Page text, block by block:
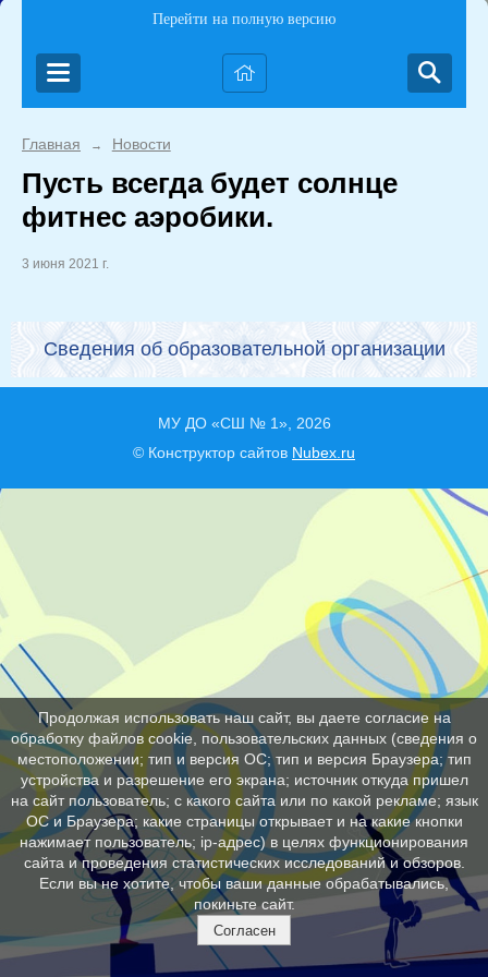
Перейти на полную версию
Главная → Новости
Пусть всегда будет солнце
фитнес аэробики.
3 июня 2021 г.
Сведения об образовательной организации
МУ ДО «СШ № 1», 2026
© Конструктор сайтов Nubex.ru
Продолжая использовать наш сайт, вы даете согласие на
обработку файлов cookie, пользовательских данных (сведения о
местоположении; тип и версия ОС; тип и версия Браузера; тип
устройства и разрешение его экрана; источник откуда пришел
на сайт пользователь; с какого сайта или по какой рекламе; язык
ОС и Браузера; какие страницы открывает и на какие кнопки
нажимает пользователь; ip-адрес) в целях функционирования
сайта и проведения статистических исследований и обзоров.
Если вы не хотите, чтобы ваши данные обрабатывались,
покиньте сайт.
Согласен